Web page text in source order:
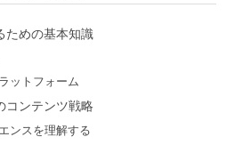
ための基本知識
ットフォーム
コンテンツ戦略
ンスを理解する